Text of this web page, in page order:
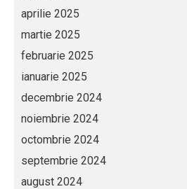
aprilie 2025
martie 2025
februarie 2025
ianuarie 2025
decembrie 2024
noiembrie 2024
octombrie 2024
septembrie 2024
august 2024